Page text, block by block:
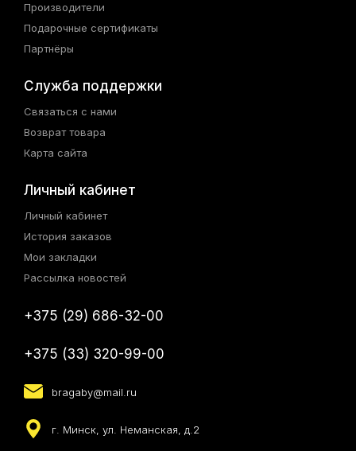
Производители
Подарочные сертификаты
Партнёры
Служба поддержки
Связаться с нами
Возврат товара
Карта сайта
Личный кабинет
Личный кабинет
История заказов
Мои закладки
Рассылка новостей
+375 (29) 686-32-00
+375 (33) 320-99-00
bragaby@mail.ru
г. Минск, ул. Неманская, д.2